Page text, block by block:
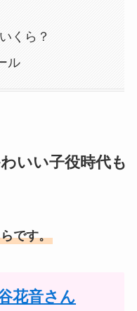
くら？
ル
いい子役時代も
です。
花音さん